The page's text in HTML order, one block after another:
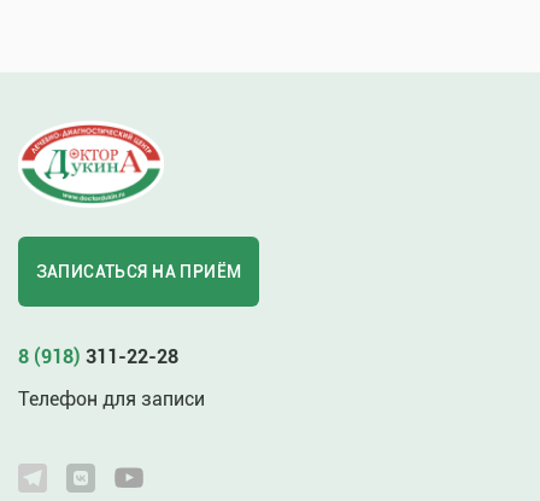
ЗАПИСАТЬСЯ НА ПРИЁМ
8 (918) 311-22-28
Телефон для записи